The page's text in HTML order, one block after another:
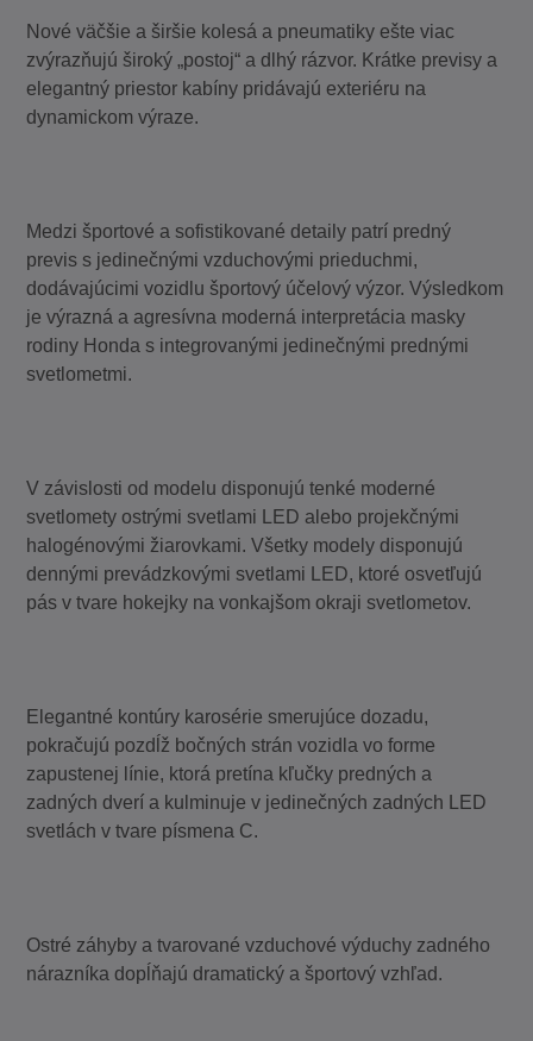
Nové väčšie a širšie kolesá a pneumatiky ešte viac
zvýrazňujú široký „postoj“ a dlhý rázvor. Krátke previsy a
elegantný priestor kabíny pridávajú exteriéru na
dynamickom výraze.
Medzi športové a sofistikované detaily patrí predný
previs s jedinečnými vzduchovými prieduchmi,
dodávajúcimi vozidlu športový účelový výzor. Výsledkom
je výrazná a agresívna moderná interpretácia masky
rodiny Honda s integrovanými jedinečnými prednými
svetlometmi.
V závislosti od modelu disponujú tenké moderné
svetlomety ostrými svetlami LED alebo projekčnými
halogénovými žiarovkami. Všetky modely disponujú
dennými prevádzkovými svetlami LED, ktoré osvetľujú
pás v tvare hokejky na vonkajšom okraji svetlometov.
Elegantné kontúry karosérie smerujúce dozadu,
pokračujú pozdĺž bočných strán vozidla vo forme
zapustenej línie, ktorá pretína kľučky predných a
zadných dverí a kulminuje v jedinečných zadných LED
svetlách v tvare písmena C.
Ostré záhyby a tvarované vzduchové výduchy zadného
nárazníka dopĺňajú dramatický a športový vzhľad.